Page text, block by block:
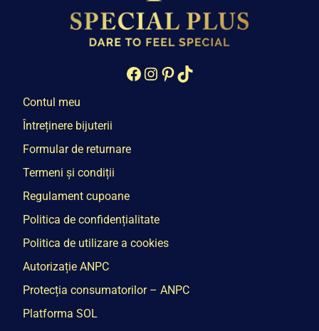
Facebook
Instagram
Pinterest
TikTok
Contul meu
Întreținere bijuterii
Formular de returnare
Termeni și condiții
Regulament cupoane
Politica de confidențialitate
Politica de utilizare a cookies
Autorizație ANPC
Protecția consumatorilor – ANPC
Platforma SOL